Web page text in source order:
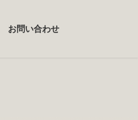
お問い合わせ